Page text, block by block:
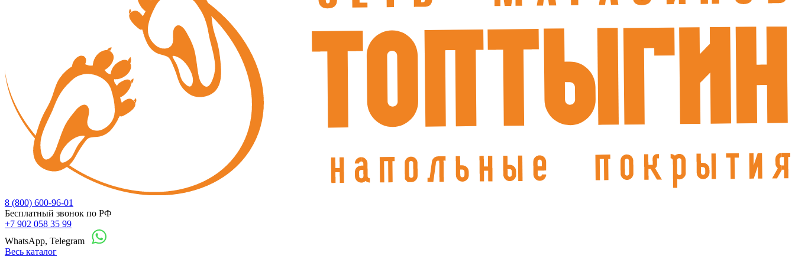
8 (800) 600-96-01
Бесплатный звонок по РФ
+7 902 058 35 99
WhatsApp, Telegram
Весь каталог